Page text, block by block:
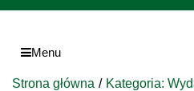
Menu
Strona główna
Kategoria: